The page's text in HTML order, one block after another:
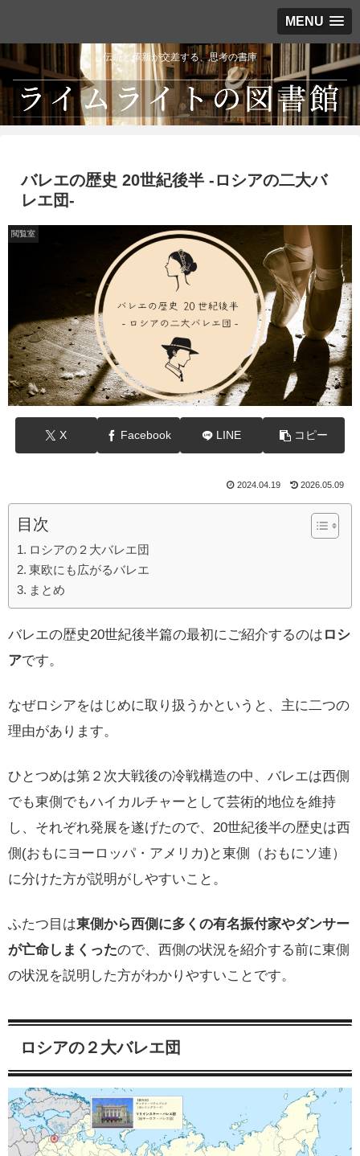
MENU
伝統と革新が交差する、思考の書庫
バレエの歴史 20世紀後半 -ロシアの二大バ
レエ団-
閲覧室
X Facebook LINE コピー
2024.04.19 2026.05.09
目次
ロシアの２大バレエ団
東欧にも広がるバレエ
まとめ
バレエの歴史20世紀後半篇の最初にご紹介するのは ロシ
アです。
なぜロシアをはじめに取り扱うかというと、主に二つの
理由があります。
ひとつめは第２次大戦後の冷戦構造の中、バレエは西側
でも東側でもハイカルチャーとして芸術的地位を維持
し、それぞれ発展を遂げたので、20世紀後半の歴史は西
側(おもにヨーロッパ・アメリカ)と東側（おもにソ連）
に分けた方が説明がしやすいこと。
ふたつ目は東側から西側に多くの有名振付家やダンサー
が亡命しまくったので、西側の状況を紹介する前に東側
の状況を説明した方がわかりやすいことです。
ロシアの２大バレエ団